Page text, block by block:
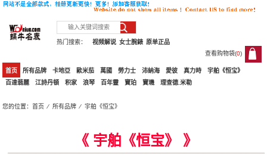
热门搜索： 原单正品
女士腕錶
视频解说
查看购物袋(0)
0
首页 所有品牌 卡地亞 歐米茄 萬國 勞力士 沛納海 愛彼 真力時
宇舶《恒宝》
百達翡麗
江詩丹頓 积家 浪琴 百年靈 寶珀 寶璣 理查德.米勒
您的位置：首页 ⁄所有品牌 ⁄宇舶《恒宝》
《 宇舶《恒宝》 》